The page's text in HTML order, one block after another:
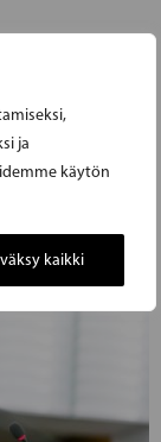
ja
käytön
kaikki